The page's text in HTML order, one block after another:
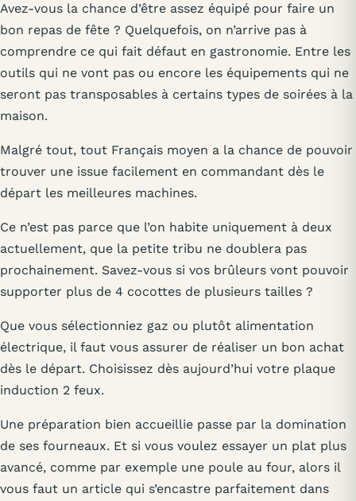
Avez-vous la chance d’être assez équipé pour faire un
bon repas de fête ? Quelquefois, on n’arrive pas à
comprendre ce qui fait défaut en gastronomie. Entre les
outils qui ne vont pas ou encore les équipements qui ne
seront pas transposables à certains types de soirées à la
maison.
Malgré tout, tout Français moyen a la chance de pouvoir
trouver une issue facilement en commandant dès le
départ les meilleures machines.
Ce n’est pas parce que l’on habite uniquement à deux
actuellement, que la petite tribu ne doublera pas
prochainement. Savez-vous si vos brûleurs vont pouvoir
supporter plus de 4 cocottes de plusieurs tailles ?
Que vous sélectionniez gaz ou plutôt alimentation
électrique, il faut vous assurer de réaliser un bon achat
dès le départ. Choisissez dès aujourd’hui votre plaque
induction 2 feux.
Une préparation bien accueillie passe par la domination
de ses fourneaux. Et si vous voulez essayer un plat plus
avancé, comme par exemple une poule au four, alors il
vous faut un article qui s’encastre parfaitement dans